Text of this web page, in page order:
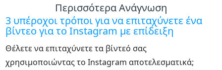
Περισσότερα Ανάγνωση
3 υπέροχοι τρόποι για να επιταχύνετε ένα
βίντεο για το Instagram με επίδειξη
Θέλετε να επιταχύνετε τα βίντεό σας
χρησιμοποιώντας το Instagram αποτελεσματικά;